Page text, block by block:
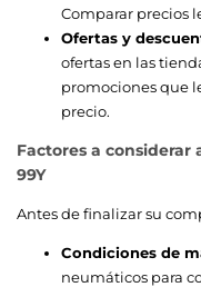
Comparar precios
Ofertas y
ofertas en las
promociones que
precio.
Factores a considerar
99Y
Antes de finalizar su
Condiciones de
neumáticos para